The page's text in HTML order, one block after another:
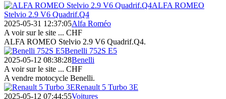
ALFA ROMEO
Stelvio 2.9 V6 Quadrif.Q4
2025-05-31 12:37:05Alfa Roméo
A voir sur le site ... CHF
ALFA ROMEO Stelvio 2.9 V6 Quadrif.Q4.
Benelli 752S E5
2025-05-12 08:38:28Benelli
A voir sur le site ... CHF
A vendre motocycle Benelli.
Renault 5 Turbo 3E
2025-05-12 07:44:55Voitures